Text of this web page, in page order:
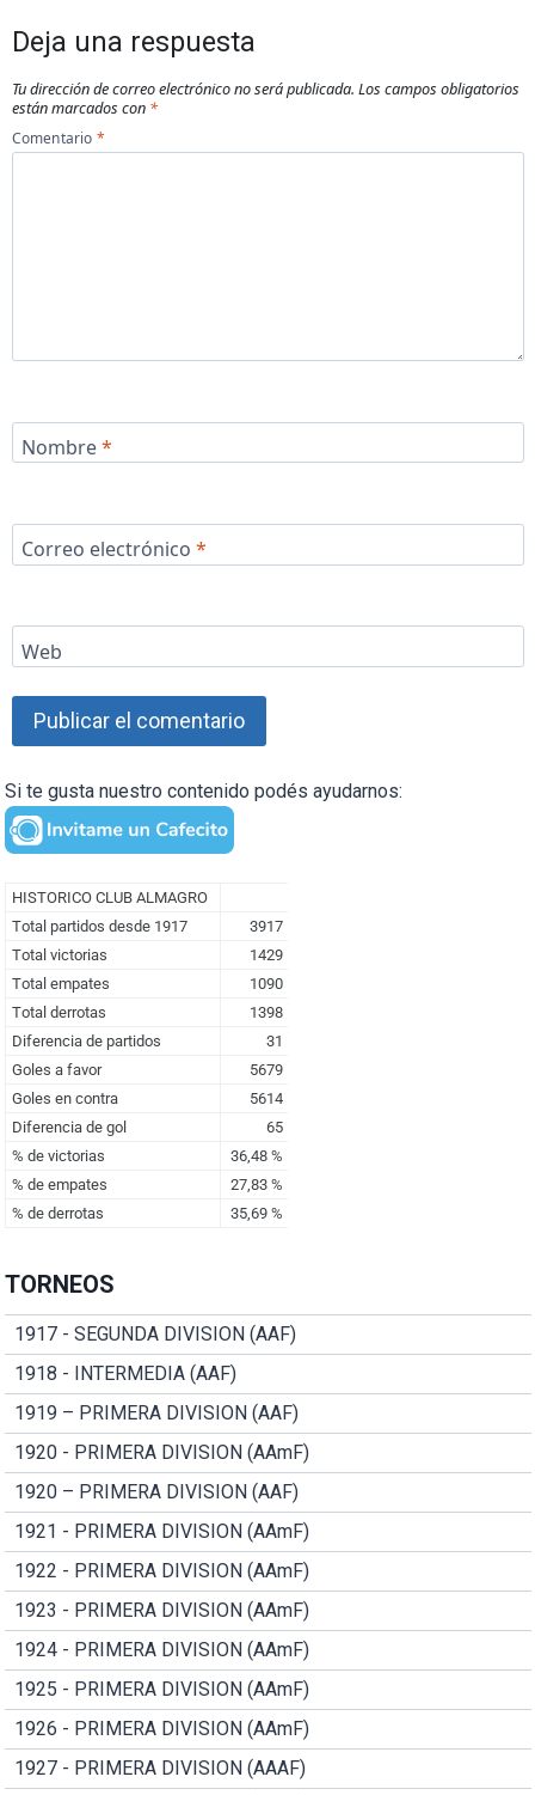
Deja una respuesta
Tu dirección de correo electrónico no será publicada. Los campos obligatorios
están marcados con *
Comentario *
Nombre*
Correo electrónico *
Web
Si te gusta nuestro contenido podés ayudarnos:
TORNEOS
1917 - SEGUNDA DIVISION (AAF)
1918 - INTERMEDIA (AAF)
1919 – PRIMERA DIVISION (AAF)
1920 - PRIMERA DIVISION (AAmF)
1920 – PRIMERA DIVISION (AAF)
1921 - PRIMERA DIVISION (AAmF)
1922 - PRIMERA DIVISION (AAmF)
1923 - PRIMERA DIVISION (AAmF)
1924 - PRIMERA DIVISION (AAmF)
1925 - PRIMERA DIVISION (AAmF)
1926 - PRIMERA DIVISION (AAmF)
1927 - PRIMERA DIVISION (AAAF)